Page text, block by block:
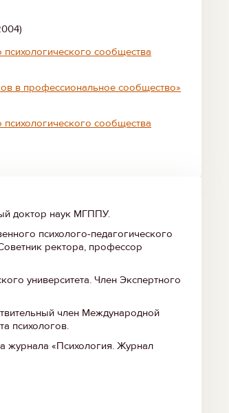
сообщества
в профессиональное сообщество»
сообщества
доктор наук МГППУ.
психолого-педагогического
ректора, профессор
университета. Член Экспертного
член Международной
психологов.
журнала «Психология. Журнал